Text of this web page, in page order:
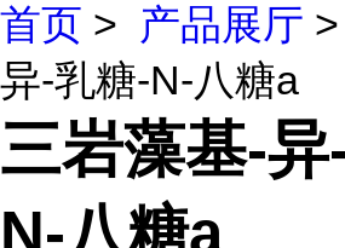
首页 > 产品展厅
异-乳糖-N-八糖a
三岩藻基-异
N-八糖a